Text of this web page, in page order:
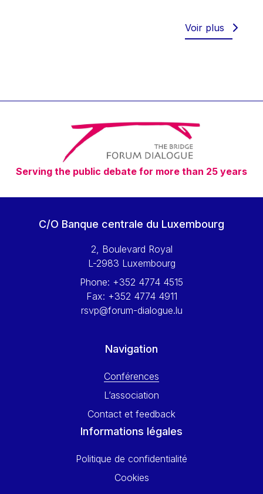
Timothy Radcliffe
Vaclav Klaus
Vassilios Skouris
Vítor Manuel da Silva Caldeira
Viviane Reding
Walter Hagg
Wolfgang Ketterle
Yossi Beillin
Yves FRANCHET
Voir plus
Serving the public debate for more than 25 years
C/O Banque centrale du Luxembourg
2, Boulevard Royal
L-2983 Luxembourg
Phone: +352 4774 4515
Fax: +352 4774 4911
rsvp@forum-dialogue.lu
Navigation
Conférences
L’association
Contact et feedback
Informations légales
Politique de confidentialité
Cookies